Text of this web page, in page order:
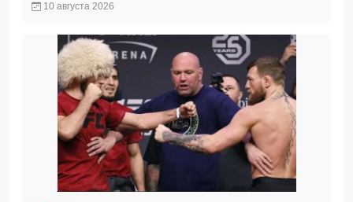
10 августа 2026